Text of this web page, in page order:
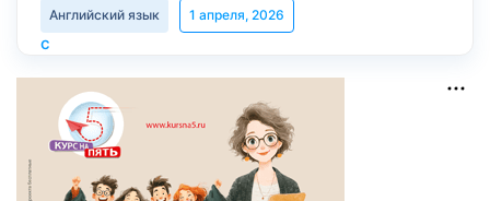
Английский язык 1 апреля, 2026